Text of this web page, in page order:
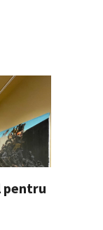
pentru